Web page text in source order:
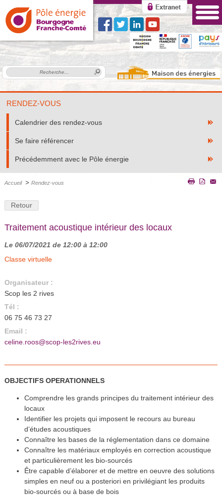
RENDEZ-VOUS
Calendrier des rendez-vous
Se faire référencer
Précédemment avec le Pôle énergie
Accueil > Rendez-vous
Retour
Traitement acoustique intérieur des locaux
Le 06/07/2021 de 12:00 à 12:00
Classe virtuelle
Organisateur :
Scop les 2 rives
Tél :
06 75 46 73 27
Email :
celine.roos@scop-les2rives.eu
OBJECTIFS OPERATIONNELS
Comprendre les grands principes du traitement intérieur des
locaux
Identifier les projets qui imposent le recours au bureau
d’études acoustiques
Connaître les bases de la réglementation dans ce domaine
Connaître les matériaux employés en correction acoustique
et particulièrement les bio-sourcés
Être capable d’élaborer et de mettre en oeuvre des solutions
simples en neuf ou a posteriori en privilégiant les produits
bio-sourcés ou à base de bois